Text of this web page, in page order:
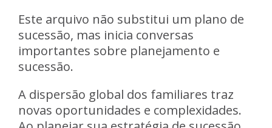
Este arquivo não substitui um plano de
sucessão, mas inicia conversas
importantes sobre planejamento e
sucessão.
A dispersão global dos familiares traz
novas oportunidades e complexidades.